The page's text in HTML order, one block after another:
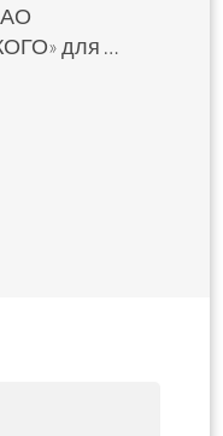
АО
для …